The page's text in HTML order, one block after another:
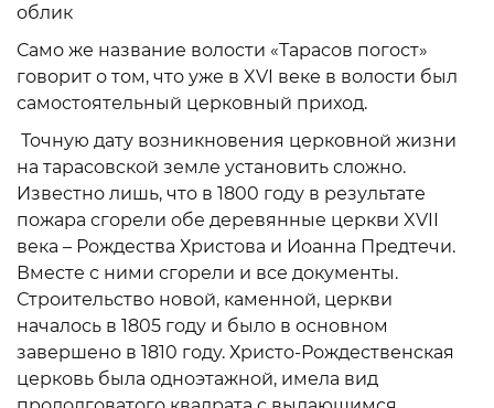
облик
Само же название волости «Тарасов погост»
говорит о том, что уже в XVI веке в волости был
самостоятельный церковный приход.
Точную дату возникновения церковной жизни
на тарасовской земле установить сложно.
Известно лишь, что в 1800 году в результате
пожара сгорели обе деревянные церкви XVII
века – Рождества Христова и Иоанна Предтечи.
Вместе с ними сгорели и все документы.
Строительство новой, каменной, церкви
началось в 1805 году и было в основном
завершено в 1810 году. Христо-Рождественская
церковь была одноэтажной, имела вид